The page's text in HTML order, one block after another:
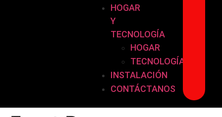
HOGAR
Y
TECNOLOGÍA
HOGAR
TECNOLOGÍA
INSTALACIÓN
CONTÁCTANOS